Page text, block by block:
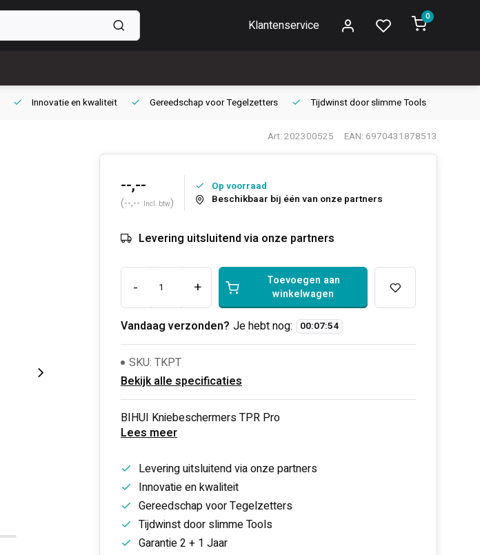
Klantenservice
0
Innovatieen kwaliteit Gereedschap voorTegelzetters Tijdwinst doorslimme Tools
Art: 202300525 EAN: 6970431878513
--,--
(--,-- Incl. btw)
Op voorraad
Beschikbaar bij één van onze partners
Levering uitsluitend via onze partners
- +
Toevoegen aan
winkelwagen
Vandaag verzonden? Je hebt nog: 00:07:54
SKU: TKPT
Bekijk alle specificaties
BIHUI Kniebeschermers TPR Pro
Lees meer
Levering uitsluitend via onze partners
Innovatie en kwaliteit
Gereedschap voor Tegelzetters
Tijdwinst door slimme Tools
Garantie 2 + 1 Jaar